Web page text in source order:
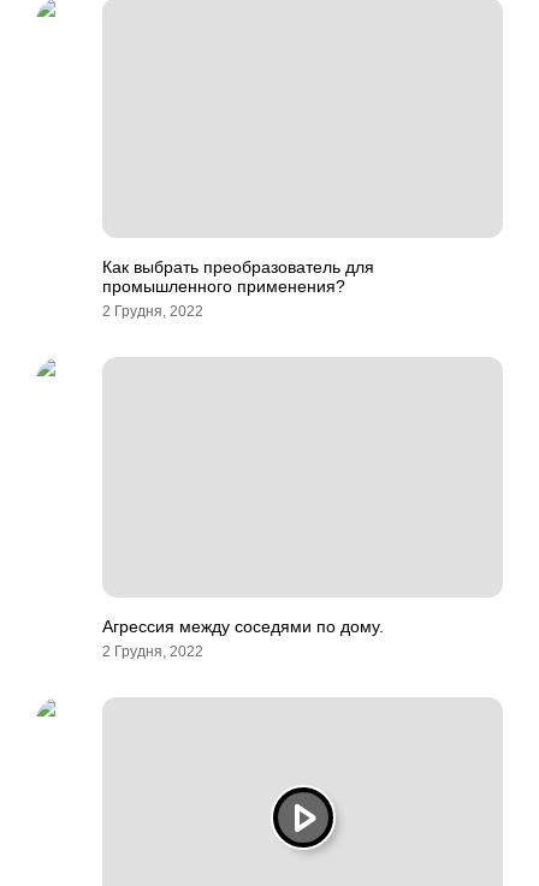
Как выбрать преобразователь для
промышленного применения?
2 Грудня, 2022
Агрессия между соседями по дому.
2 Грудня, 2022